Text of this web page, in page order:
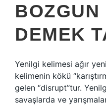
BOZGUN
DEMEK
Yenilgi kelimesi ağır
kelimenin kökü
gelen “disrupt”tur.
savaşlarda ve